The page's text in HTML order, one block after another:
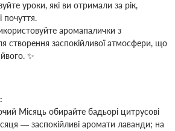
уроки, які ви отримали за рік,
почуття.
аромапалички з
створення заспокійливої атмосфери, що
✨
Місяць обирайте бадьорі цитрусові
— заспокійливі аромати лаванди; на